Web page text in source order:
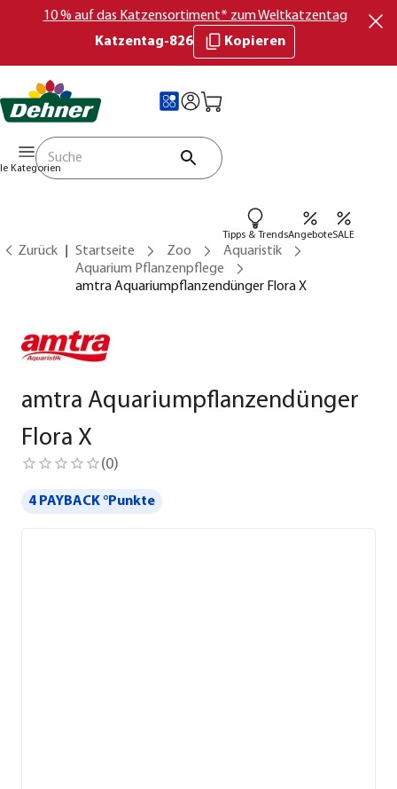
10 % auf das Katzensortiment* zum Weltkatzentag
Katzentag-826
Kopieren
Kategorien
Tipps & TrendsAngeboteSALE
Zurück Startseite Zoo
Aquaristik
Aquarium Pflanzenpflege
amtra Aquariumpflanzendünger Flora X
amtra Aquariumpflanzendünger
Flora X
(0)
4 PAYBACK °Punkte